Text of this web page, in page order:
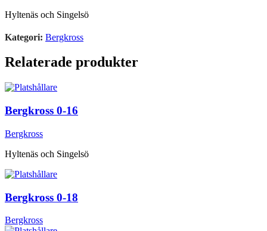
Hyltenäs och Singelsö
Kategori: Bergkross
Relaterade produkter
Bergkross 0-16
Bergkross
Hyltenäs och Singelsö
Bergkross 0-18
Bergkross